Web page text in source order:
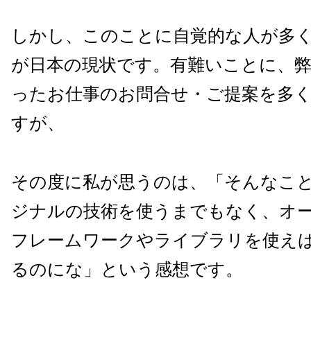
しかし、このことに自覚的な人が多
が日本の現状です。有難いことに、
ったお仕事のお問合せ・ご提案を多
すが、
その度に私が思うのは、「そんなこ
ジナルの技術を使うまでもなく、オ
フレームワークやライブラリを使え
るのにな」という感想です。